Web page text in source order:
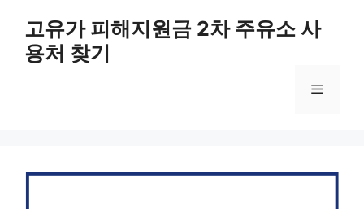
고유가 피해지원금 2차 주유소 사
용처 찾기
메